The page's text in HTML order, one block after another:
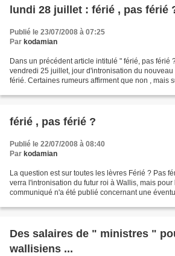
lundi 28 juillet : férié , pas férié
Publié le 23/07/2008 à 07:25
Par kodamian
Dans un précédent article intitulé " férié, pas férié
vendredi 25 juillet, jour d'intronisation du
férié. Certaines rumeurs affirment que non , mais
férié , pas férié ?
Publié le 22/07/2008 à 08:40
Par kodamian
La question est sur toutes les lèvres Férié ? Pas
verra l'intronisation du futur roi à Wallis, mais pour
communiqué n'a été publié concernant une
Des salaires de " ministres "
wallisiens ...